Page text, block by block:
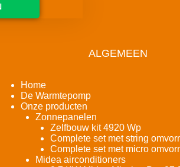
ALGEMEEN
Home
De Warmtepomp
Onze producten
Zonnepanelen
Zelfbouw kit 4920 Wp
Complete set met string
Complete set met micro
Midea airconditioners